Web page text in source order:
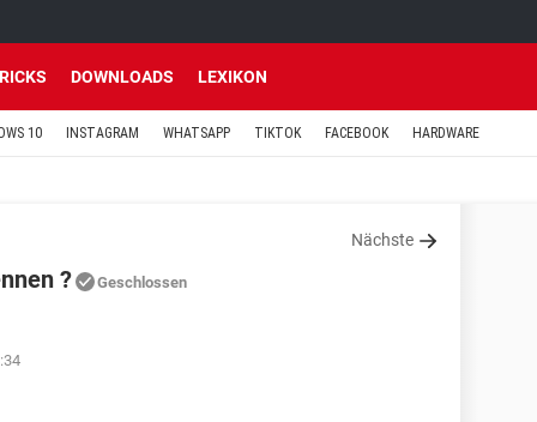
DOWNLOADS LEXIKON
10 INSTAGRAM WHATSAPP TIKTOK FACEBOOK HARDWARE
Nächste
? Geschlossen